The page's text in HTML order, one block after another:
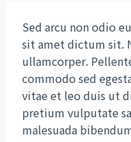
Sed arcu non odio
sit amet dictum sit.
ullamcorper.
commodo sed
vitae et leo duis ut
pretium vulputate
malesuada